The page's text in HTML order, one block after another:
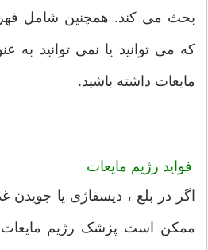
بحث می کند. همچنین شامل
که می توانید یا نمی توانید به
مایعات داشته باشید.
فواید رژیم مایعات
اگر در بلع ، دیسفاژی یا جویدن
ممکن است پزشک رژیم مایعات